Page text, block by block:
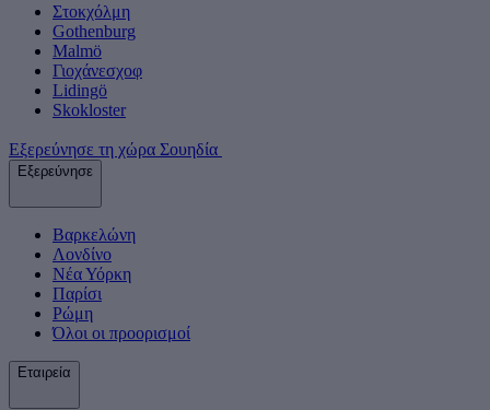
Στοκχόλμη
Gothenburg
Malmö
Γιοχάνεσχοφ
Lidingö
Skokloster
Εξερεύνησε τη χώρα Σουηδία
Εξερεύνησε
Βαρκελώνη
Λονδίνο
Νέα Υόρκη
Παρίσι
Ρώμη
Όλοι οι προορισμοί
Εταιρεία